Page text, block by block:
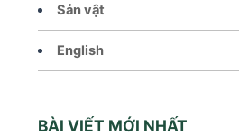
Sản vật
English
BÀI VIẾT MỚI NHẤT